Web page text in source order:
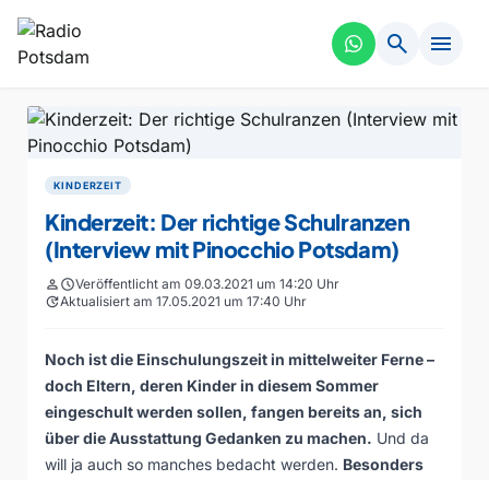
search menu
KINDERZEIT
Kinderzeit: Der richtige Schulranzen
(Interview mit Pinocchio Potsdam)
personscheduleVeröffentlicht am 09.03.2021 um 14:20 Uhr
updateAktualisiert am 17.05.2021 um 17:40 Uhr
Noch ist die Einschulungszeit in mittelweiter Ferne –
doch Eltern, deren Kinder in diesem Sommer
eingeschult werden sollen, fangen bereits an, sich
über die Ausstattung Gedanken zu machen. Und da
will ja auch so manches bedacht werden. Besonders